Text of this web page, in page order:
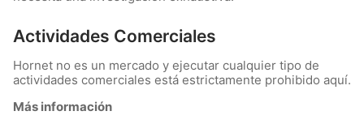
Actividades Comerciales
Hornet no es un mercado y ejecutar cualquier tipo de
actividades comerciales está estrictamente prohibido aquí.
Más información